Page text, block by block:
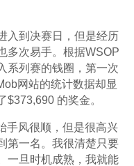
入到决赛日，但是经历
多次易手。根据WSOP
系列赛的钱圈，第一次
网站的统计数据却显
$373,690 的奖金。
手风很顺，但是很高兴
第一名。我很清楚只要
一旦时机成熟，我就能